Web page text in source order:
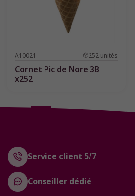
A10021 252 unités
Cornet Pic de Nore 3B
x252
Service client 5/7
Conseiller dédié